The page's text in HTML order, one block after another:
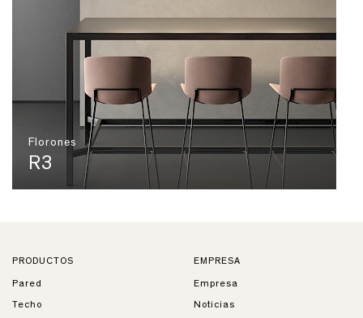
Florones
R3
PRODUCTOS
Pared
Techo
EMPRESA
Empresa
Noticias